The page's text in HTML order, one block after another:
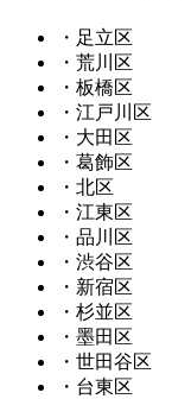
・足立区
・荒川区
・板橋区
・江戸川区
・大田区
・葛飾区
・北区
・江東区
・品川区
・渋谷区
・新宿区
・杉並区
・墨田区
・世田谷区
・台東区